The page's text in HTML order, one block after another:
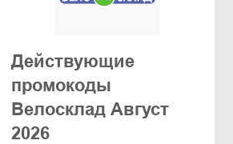
Действующие
промокоды
Велосклад Август
2026